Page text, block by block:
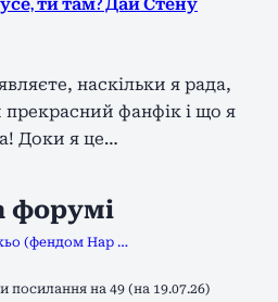
наскільки я рада,
прекрасний фанфік і що я
Доки я це…
форумі
(фендом Нар …
посилання на 49 (на 19.07.26)